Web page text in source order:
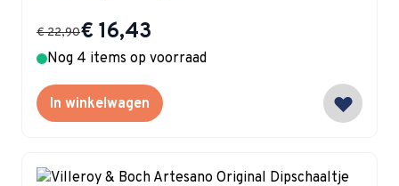
Special Price
€ 16,43
€ 22,90
Nog 4 items op voorraad
In winkelwagen